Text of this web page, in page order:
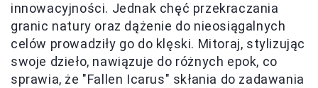
innowacyjności. Jednak chęć przekraczania
granic natury oraz dążenie do nieosiągalnych
celów prowadziły go do klęski. Mitoraj, stylizując
swoje dzieło, nawiązuje do różnych epok, co
sprawia, że "Fallen Icarus" skłania do zadawania